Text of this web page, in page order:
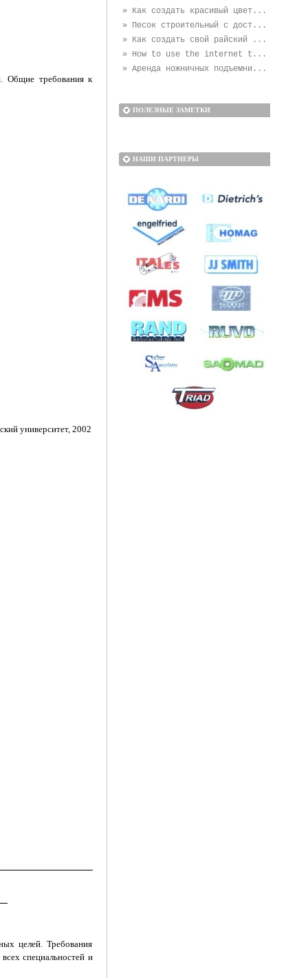
Общие требо­вания к
университет, 2002
целей. Требова­ния
специальностей и
» Как создать красивый цвет...
» Песок строительный с дост...
» Как создать свой райский ...
» How to use the internet t...
» Аренда ножничных подъемни...
ПОЛЕЗНЫЕ ЗАМЕТКИ
НАШИ ПАРТНЕРЫ